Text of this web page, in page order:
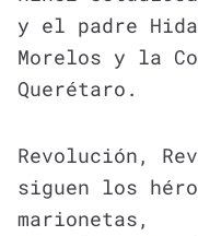
y el padre
Morelos y la
Querétaro.
Revolución,
siguen los
marionetas,